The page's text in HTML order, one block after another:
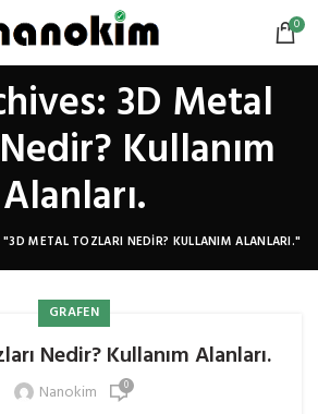
0
3D Metal
Kullanım
Alanları.
METAL TOZLARI NEDIR? KULLANIM ALANLARI."
GRAFEN
Nedir? Kullanım Alanları.
Nanokim 0